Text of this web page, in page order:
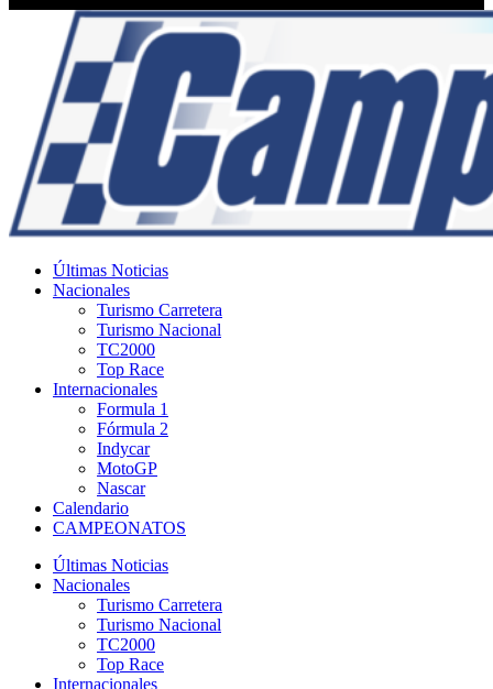
Últimas Noticias
Nacionales
Turismo Carretera
Turismo Nacional
TC2000
Top Race
Internacionales
Formula 1
Fórmula 2
Indycar
MotoGP
Nascar
Calendario
CAMPEONATOS
Últimas Noticias
Nacionales
Turismo Carretera
Turismo Nacional
TC2000
Top Race
Internacionales